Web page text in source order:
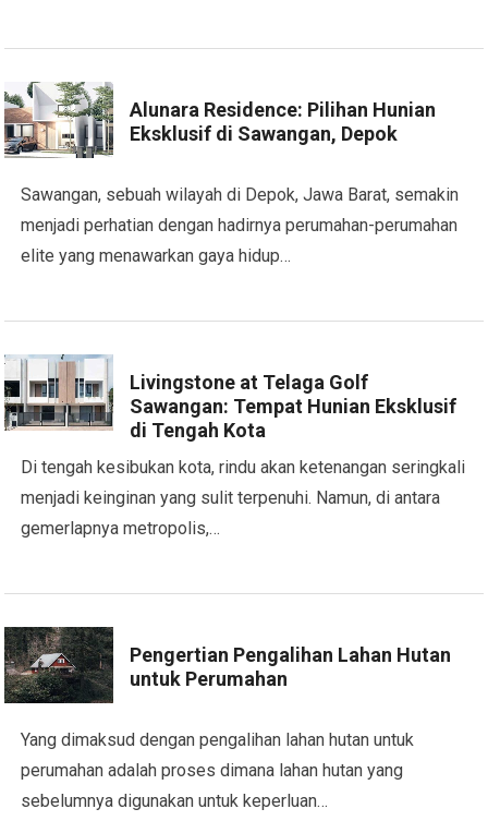
Alunara Residence: Pilihan Hunian
Eksklusif di Sawangan, Depok
Sawangan, sebuah wilayah di Depok, Jawa Barat, semakin
menjadi perhatian dengan hadirnya perumahan-perumahan
elite yang menawarkan gaya hidup…
Livingstone at Telaga Golf
Sawangan: Tempat Hunian Eksklusif
di Tengah Kota
Di tengah kesibukan kota, rindu akan ketenangan seringkali
menjadi keinginan yang sulit terpenuhi. Namun, di antara
gemerlapnya metropolis,…
Pengertian Pengalihan Lahan Hutan
untuk Perumahan
Yang dimaksud dengan pengalihan lahan hutan untuk
perumahan adalah proses dimana lahan hutan yang
sebelumnya digunakan untuk keperluan…